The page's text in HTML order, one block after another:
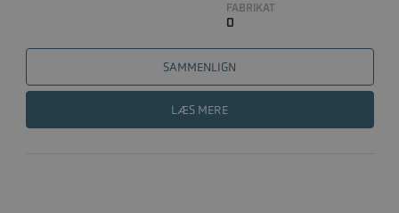
FABRIKAT
0
SAMMENLIGN
LÆS MERE